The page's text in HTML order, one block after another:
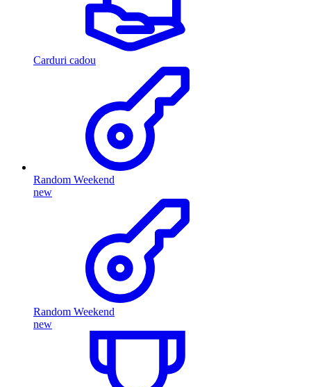
Carduri cadou
Random Weekend
new
Random Weekend
new